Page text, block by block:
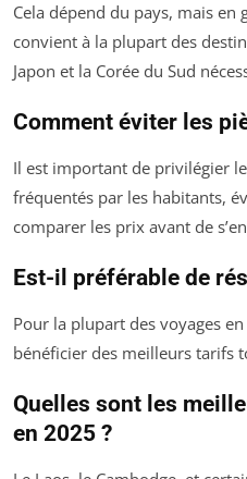
Cela dépend du pays, mais
convient à la plupart des
Japon et la Corée du Sud
Comment éviter les
Il est important de privilégier
fréquentés par les habitants,
comparer les prix avant de
Est-il préférable de
Pour la plupart des voyages
bénéficier des meilleurs tarifs
Quelles sont les
en 2025 ?